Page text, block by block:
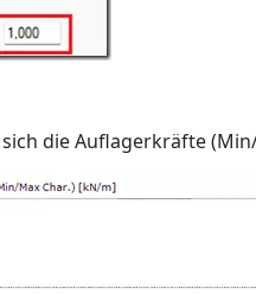
die Auflagerkräfte